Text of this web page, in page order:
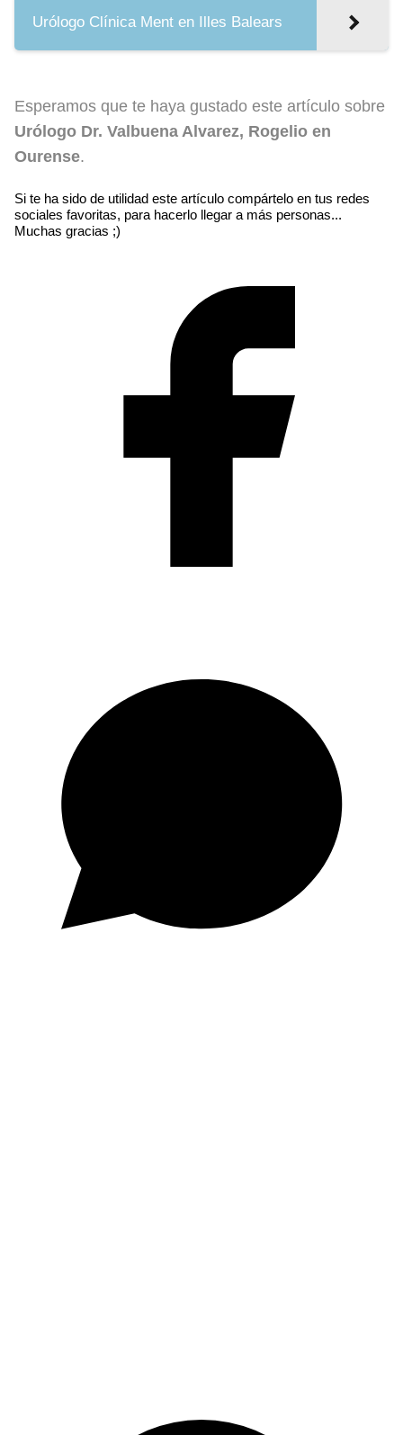
Urólogo Clínica Ment en Illes Balears
Esperamos que te haya gustado este artículo sobre
Urólogo Dr. Valbuena Alvarez, Rogelio en
Ourense.
Si te ha sido de utilidad este artículo compártelo en tus redes
sociales favoritas, para hacerlo llegar a más personas...
Muchas gracias ;)